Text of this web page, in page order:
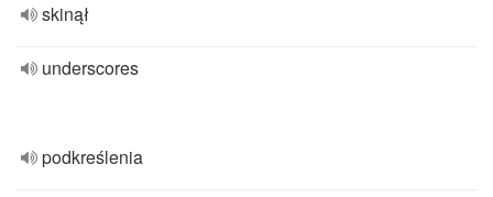
skinął
underscores
podkreślenia